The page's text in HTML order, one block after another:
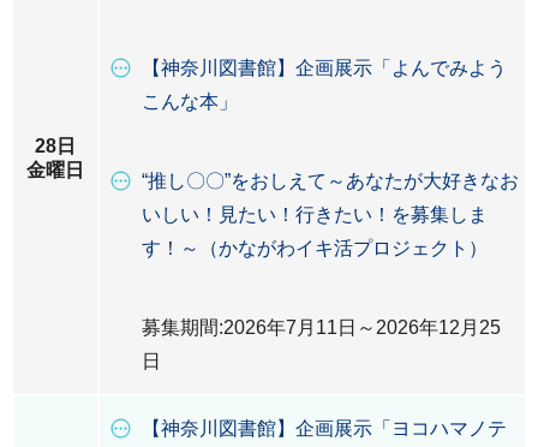
28日
金曜日
【神奈川図書館】企画展示「よんでみよう
こんな本」
“推し〇〇”をおしえて～あなたが大好きなお
いしい！見たい！行きたい！を募集しま
す！～（かながわイキ活プロジェクト）
募集期間:2026年7月11日～2026年12月25
日
【神奈川図書館】企画展示「ヨコハマノテ